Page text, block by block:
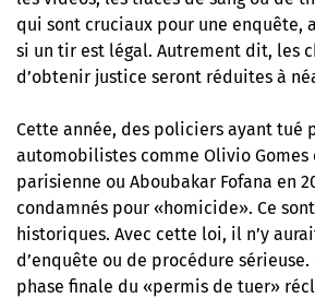
qui sont cruciaux pour une enquête,
si un tir est légal. Autrement dit, les
d’obtenir justice seront réduites à
Cette année, des policiers ayant tué
automobilistes comme Olivio Gomes
parisienne ou Aboubakar Fofana en
condamnés pour «homicide». Ce
historiques. Avec cette loi, il n’y
d’enquête ou de procédure
phase finale du «permis de tuer»